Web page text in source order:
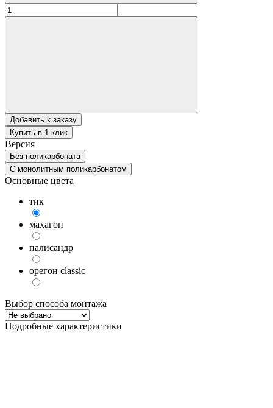
Добавить к заказу
Купить в 1 клик
Версия
Без поликарбоната
С монолитным поликарбонатом
Основные цвета
тик
махагон
палисандр
орегон classic
Выбор способа монтажа
Подробные характеристики